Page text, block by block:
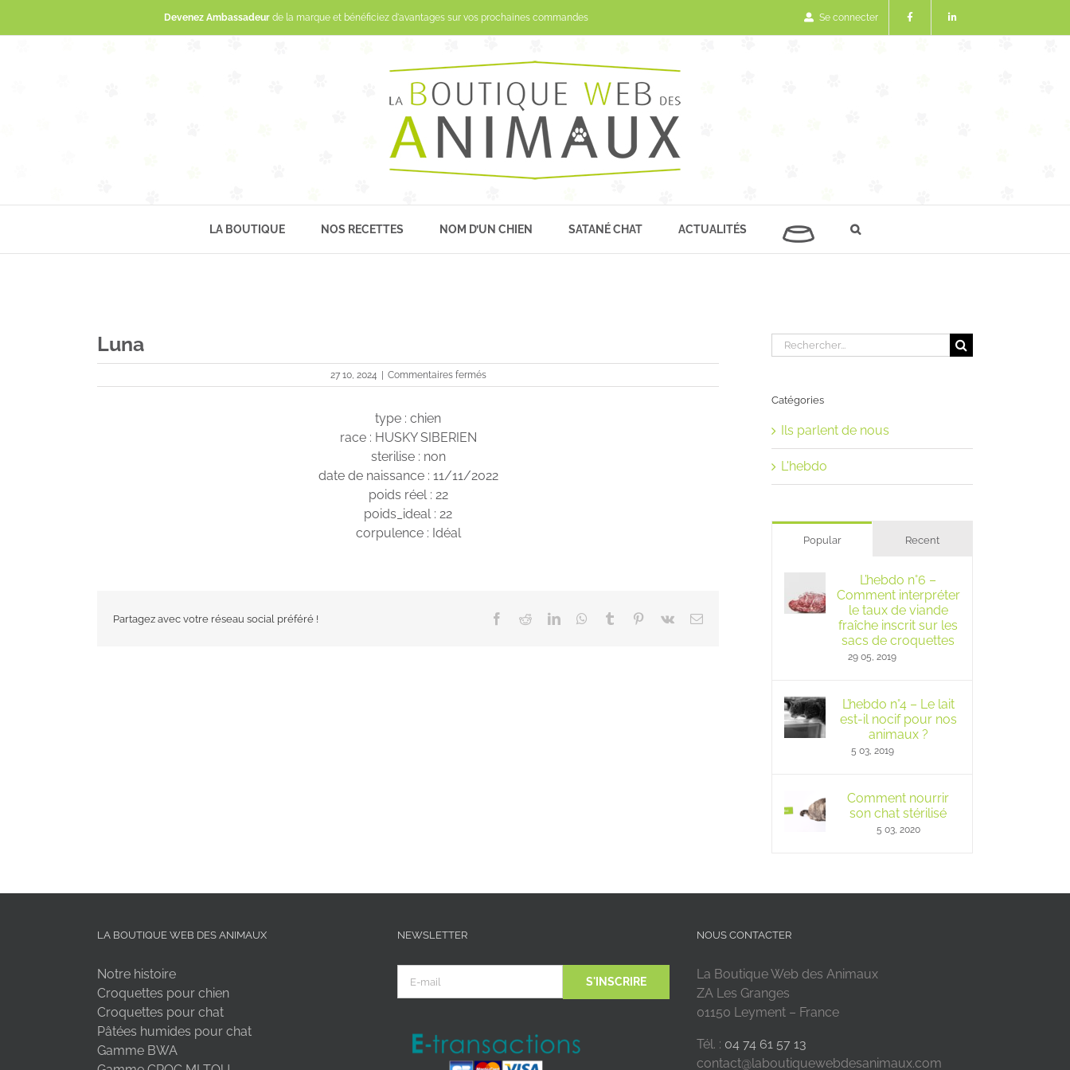
Devenez Ambassadeurde la marque et bénéficiez d'avantages sur vos prochaines commandes Se connecter
LA BOUTIQUE NOS RECETTES NOM D’UN CHIEN SATANÉ CHAT ACTUALITÉS
Luna
27 10, 2024 Commentaires ferméssur
Luna
type : chien
race : HUSKY SIBERIEN
sterilise : non
date de naissance : 11/11/2022
poids réel : 22
poids_ideal : 22
corpulence : Idéal
Partagez avec votre réseau social préféré ! Facebook
RedditLinkedInWhatsApp
Tumblr Pinterest
Vk Email
Rechercher:
Catégories
Ils parlent de nous
L'hebdo
Popular Recent
L’hebdo n°6 –
Comment interpréter
le taux de viande
fraîche inscrit sur les
sacs de croquettes
29 05, 2019
L’hebdo n°4 – Le lait
est-il nocif pour nos
animaux ?
5 03, 2019
Comment nourrir
son chat stérilisé
5 03, 2020
LA BOUTIQUE WEB DES ANIMAUX
Notre histoire
Croquettes pour chien
Croquettes pour chat
Pâtées humides pour chat
Gamme BWA
NEWSLETTER NOUS CONTACTER
La Boutique Web des Animaux
ZA Les Granges
01150 Leyment – France
Tél. : 04 74 61 57 13
contact@laboutiquewebdesanimaux.com